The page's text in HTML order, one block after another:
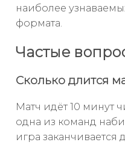
наиболее
формата.
Частые
Сколько длится
Матч идёт 10 минут
одна из команд
игра